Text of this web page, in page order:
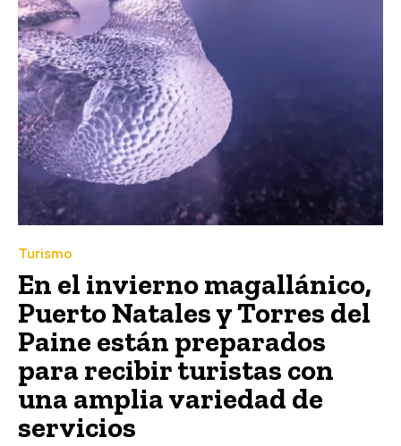
Turismo
En el invierno magallánico,
Puerto Natales y Torres del
Paine están preparados
para recibir turistas con
una amplia variedad de
servicios